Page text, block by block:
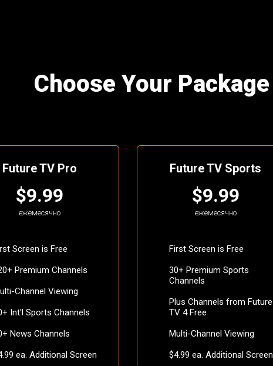
Choose Your Package
Future TV Pro
$9.99
ежемесячно
Screen is Free
Premium Channels
Channel Viewing
Int'l Sports Channels
News Channels
ea. Additional Screen
Future TV Sports
$9.99
ежемесячно
First Screen is Free
30+ Premium Sports
Channels
Plus Channels from Future
TV 4 Free
Multi-Channel Viewing
$4.99 ea. Additional Screen